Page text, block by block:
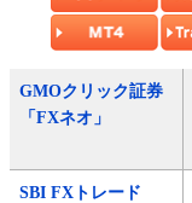
GMOクリック証券
「FXネオ」
SBI FXトレード